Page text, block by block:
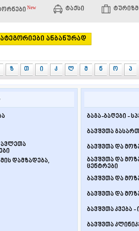
New ᲢᲐᲥᲡᲘ
ანბანურად
ზ თ ი კ ლ მ ნ ო პ
დამზადება,
ბაგა-ბაღები -
ბავშვთა
ბავშვთა და
ბავშვთა და
ცენტრები
ბავშვთა და
ბავშვთა და
ბავშვთა კვება
ბავშვთა